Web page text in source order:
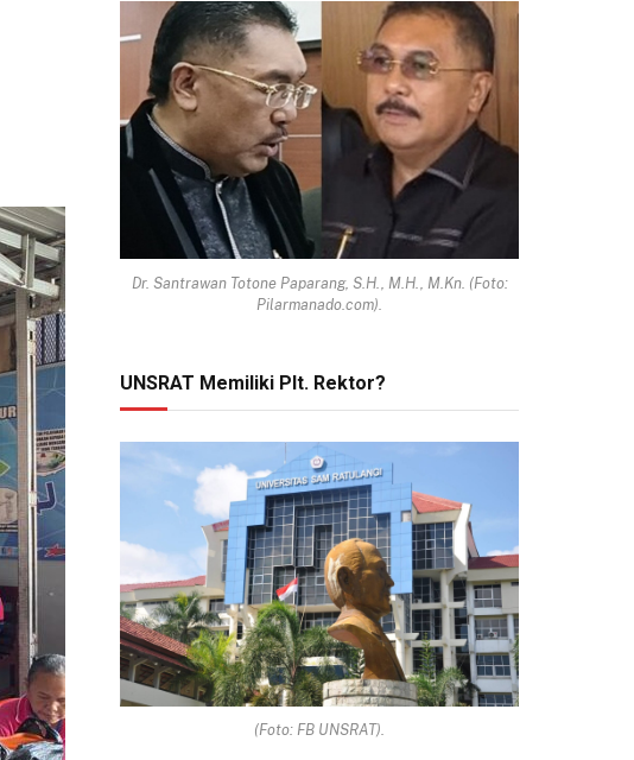
Dr. Santrawan Totone Paparang, S.H., M.H., M.Kn. (Foto:
Pilarmanado.com).
UNSRAT Memiliki Plt. Rektor?
(Foto: FB UNSRAT).